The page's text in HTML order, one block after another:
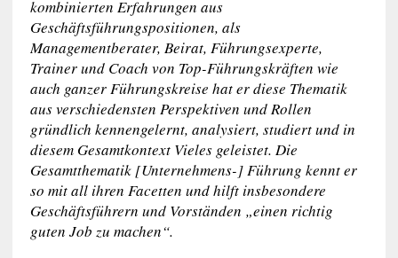
kombinierten Erfahrungen aus
Geschäftsführungspositionen, als
Managementberater, Beirat, Führungsexperte,
Trainer und Coach von Top-Führungskräften wie
auch ganzer Führungskreise hat er diese Thematik
aus verschiedensten Perspektiven und Rollen
gründlich kennengelernt, analysiert, studiert und in
diesem Gesamtkontext Vieles geleistet. Die
Gesamtthematik [Unternehmens-] Führung kennt er
so mit all ihren Facetten und hilft insbesondere
Geschäftsführern und Vorständen „einen richtig
guten Job zu machen“.